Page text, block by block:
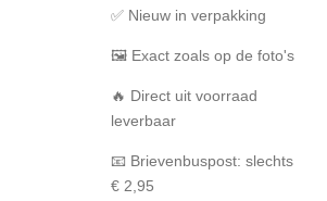
✅ Nieuw in verpakking
🖼️ Exact zoals op de foto's
🔥 Direct uit voorraad
leverbaar
📧 Brievenbuspost: slechts
€ 2,95